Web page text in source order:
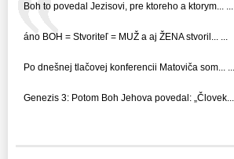
Boh to povedal Jezisovi, pre ktoreho a ktorym... ...
áno BOH = Stvoriteľ = MUŽ a aj ŽENA stvoril... ...
Po dnešnej tlačovej konferencii Matoviča som... ...
Genezis 3: Potom Boh Jehova povedal: